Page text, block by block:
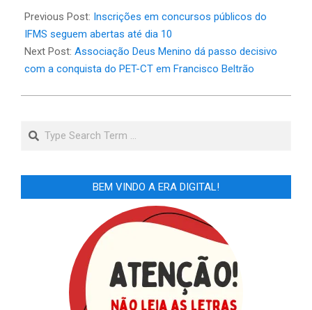
04-
01
Previous Post: Inscrições em concursos públicos do
IFMS seguem abertas até dia 10
Next Post: Associação Deus Menino dá passo decisivo
com a conquista do PET-CT em Francisco Beltrão
Search
BEM VINDO A ERA DIGITAL!